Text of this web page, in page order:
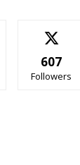
607
Followers